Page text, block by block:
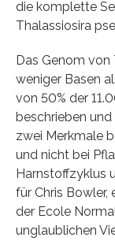
die komplette
Thalassiosira
Das Genom
weniger Basen
von 50% der
beschrieben
zwei Merkmale
und nicht bei
Harnstoffzyklus
für Chris
der Ecole
unglaublichen